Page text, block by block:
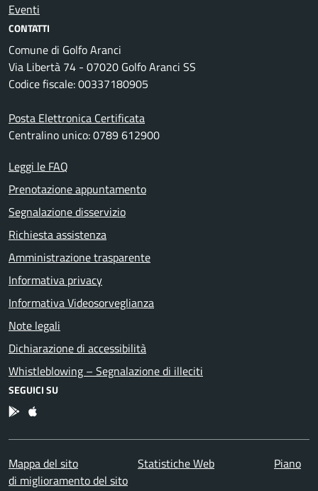
Eventi
CONTATTI
Comune di Golfo Aranci
Via Libertà 74 - 07020 Golfo Aranci SS
Codice fiscale: 00337180905
Posta Elettronica Certificata
Centralino unico: 0789 612900
Leggi le FAQ
Prenotazione appuntamento
Segnalazione disservizio
Richiesta assistenza
Amministrazione trasparente
Informativa privacy
Informativa Videosorveglianza
Note legali
Dichiarazione di accessibilità
Whistleblowing – Segnalazione di illeciti
SEGUICI SU
App Android
App IOS
Mappa del sito Statistiche Web
Piano
di miglioramento del sito